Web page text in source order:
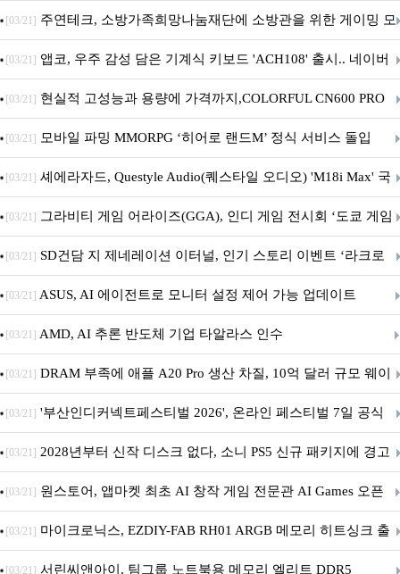
픈
[03/21] 주연테크, 소방가족희망나눔재단에 소방관을 위한 게이밍 모
니터·스마트 펫 침대 기부
[03/21] 앱코, 우주 감성 담은 기계식 키보드 'ACH108' 출시.. 네이버
브랜드데이 기획전 진행
[03/21] 현실적 고성능과 용량에 가격까지,COLORFUL CN600 PRO
M.2 NVMe 디앤디컴 1TB
[03/21] 모바일 파밍 MMORPG ‘히어로 랜드M’ 정식 서비스 돌입
[03/21] 셰에라자드, Questyle Audio(퀘스타일 오디오) 'M18i Max' 국
내 정식 출시
[03/21] 그라비티 게임 어라이즈(GGA), 인디 게임 전시회 ‘도쿄 게임
던전 13’ 참가!
[03/21] SD건담 지 제네레이션 이터널, 인기 스토리 이벤트 ‘라크로
아의 용사’ 재개최 및 풍성한 기념 이벤트 실시!
[03/21] ASUS, AI 에이전트로 모니터 설정 제어 가능 업데이트
[03/21] AMD, AI 추론 반도체 기업 타알라스 인수
[03/21] DRAM 부족에 애플 A20 Pro 생산 차질, 10억 달러 규모 웨이
퍼 대기
[03/21] '부산인디커넥트페스티벌 2026', 온라인 페스티벌 7일 공식
개막... 22일간 진행
[03/21] 2028년부터 신작 디스크 없다, 소니 PS5 신규 패키지에 경고
문 추가
[03/21] 원스토어, 앱마켓 최초 AI 창작 게임 전문관 AI Games 오픈
[03/21] 마이크로닉스, EZDIY-FAB RH01 ARGB 메모리 히트싱크 출
시
[03/21] 서린씨앤아이, 팀그룹 노트북용 메모리 엘리트 DDR5